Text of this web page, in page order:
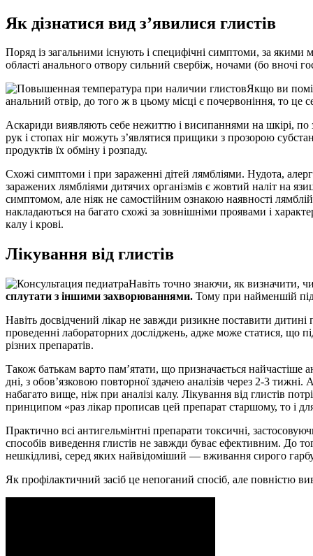
Як дізнатися вид з’явилися глистів
Поряд із загальними існують і специфічні симптоми, за
області анального отвору сильний свербіж, ночами (бо вночі
Якщо ви
анальний отвір, до того ж в цьому місці є почервоніння, то це
Аскариди виявляють себе нежиттю і висипаннями на шкірі, по
рук і стопах ніг можуть з’являтися прищики з прозорою
продуктів їх обміну і розпаду.
Схожі симптоми і при зараженні дітей лямбліями. Нудота,
заражених лямбліями дитячих організмів є жовтий наліт на
симптомом, але ніяк не самостійним ознакою наявності
накладаються на багато схожі за зовнішніми проявами і
калу і крові.
Лікування від глистів
Навіть точно знаючи, як визначити,
сплутати з іншими захворюваннями. Тому при найменшій
Навіть досвідчений лікар не завжди ризикне поставити дитині
проведенні лабораторних досліджень, адже може статися, що
різних препаратів.
Також батькам варто пам’ятати, що призначається найчастіше
дні, з обов’язковою повторної здачею аналізів через 2-3
набагато вище, ніж при аналізі калу. Лікування від глистів
принципом «раз лікар прописав цей препарат старшому, то і
Практично всі антигельмінтні препарати токсичні,
способів виведення глистів не завжди буває ефективним. До
нешкідливі, серед яких найвідоміший — вживання сирого
Як профілактичний засіб це непоганий спосіб, але повністю